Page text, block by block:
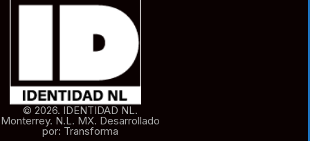
© 2026. IDENTIDAD NL.
Monterrey. N.L. MX. Desarrollado
por: Transforma